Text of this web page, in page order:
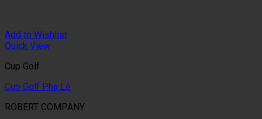
Add to Wishlist
Quick View
Cup Golf
Cup Golf Pha Lê
ROBERT COMPANY